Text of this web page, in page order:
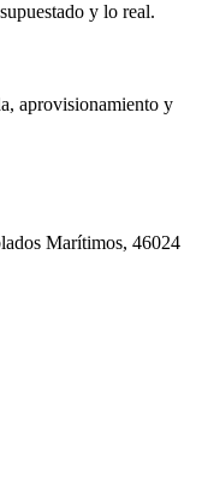
y lo real.
aprovisionamiento y
Marítimos, 46024